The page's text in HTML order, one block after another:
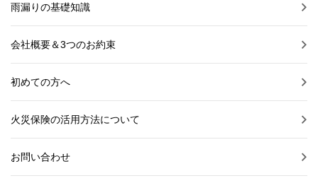
雨漏りの基礎知識
会社概要＆3つのお約束
初めての方へ
火災保険の活用方法について
お問い合わせ